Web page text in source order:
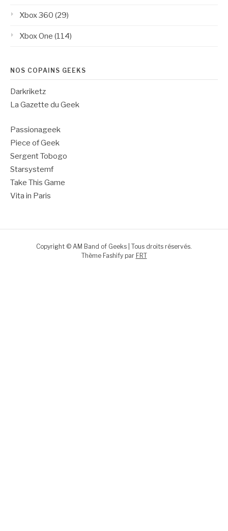
Xbox 360 (29)
Xbox One (114)
NOS COPAINS GEEKS
Darkriketz
La Gazette du Geek
Passionageek
Piece of Geek
Sergent Tobogo
Starsystemf
Take This Game
Vita in Paris
Copyright © AM Band of Geeks | Tous droits réservés.
Thème Fashify par FRT